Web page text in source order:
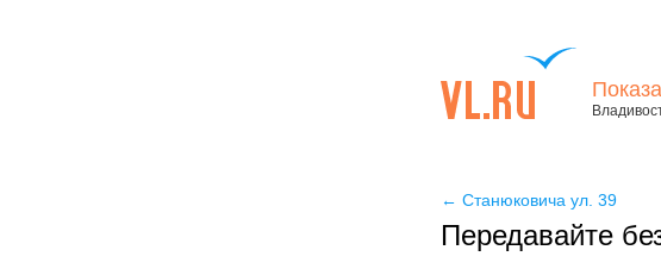
← Станюковича ул. 39
Передавайте